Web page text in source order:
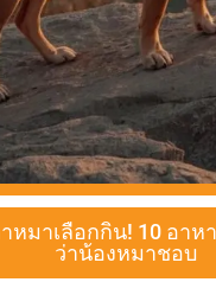
หมาเลือกกิน! 10 อาห
ว่าน้องหมาชอบ